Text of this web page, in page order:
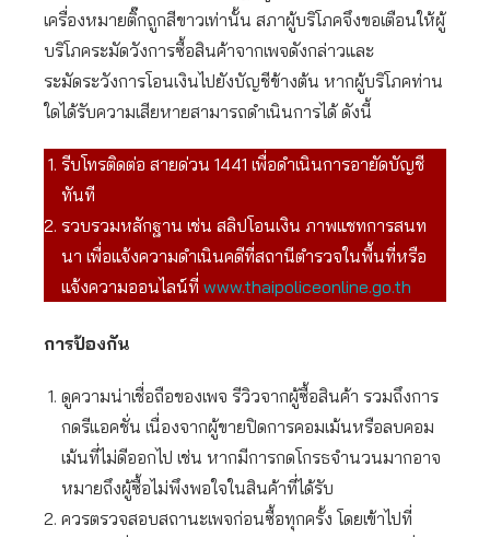
เครื่องหมายติ๊กถูกสีขาวเท่านั้น สภาผู้บริโภคจึงขอเตือนให้ผู้
บริโภคระมัดวังการซื้อสินค้าจากเพจดังกล่าวและ
ระมัดระวังการโอนเงินไปยังบัญชีข้างต้น หากผู้บริโภคท่าน
ใดได้รับความเสียหายสามารถดำเนินการได้ ดังนี้
รีบโทรติดต่อ สายด่วน 1441 เพื่อดำเนินการอายัดบัญชี
ทันที
รวบรวมหลักฐาน เช่น สลิปโอนเงิน ภาพแชทการสนท
นา เพื่อแจ้งความดำเนินคดีที่สถานีตำรวจในพื้นที่หรือ
แจ้งความออนไลน์ที่ www.thaipoliceonline.go.th
การป้องกัน
ดูความน่าเชื่อถือของเพจ รีวิวจากผู้ซื้อสินค้า รวมถึงการ
กดรีแอคชั่น เนื่องจากผู้ขายปิดการคอมเม้นหรือลบคอม
เม้นที่ไม่ดีออกไป เช่น หากมีการกดโกรธจำนวนมากอาจ
หมายถึงผู้ซื้อไม่พึงพอใจในสินค้าที่ได้รับ
ควรตรวจสอบสถานะเพจก่อนซื้อทุกครั้ง โดยเข้าไปที่